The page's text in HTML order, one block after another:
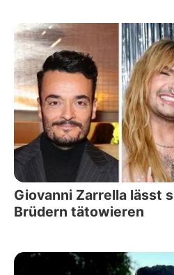
Giovanni Zarrella lässt
Brüdern tätowieren